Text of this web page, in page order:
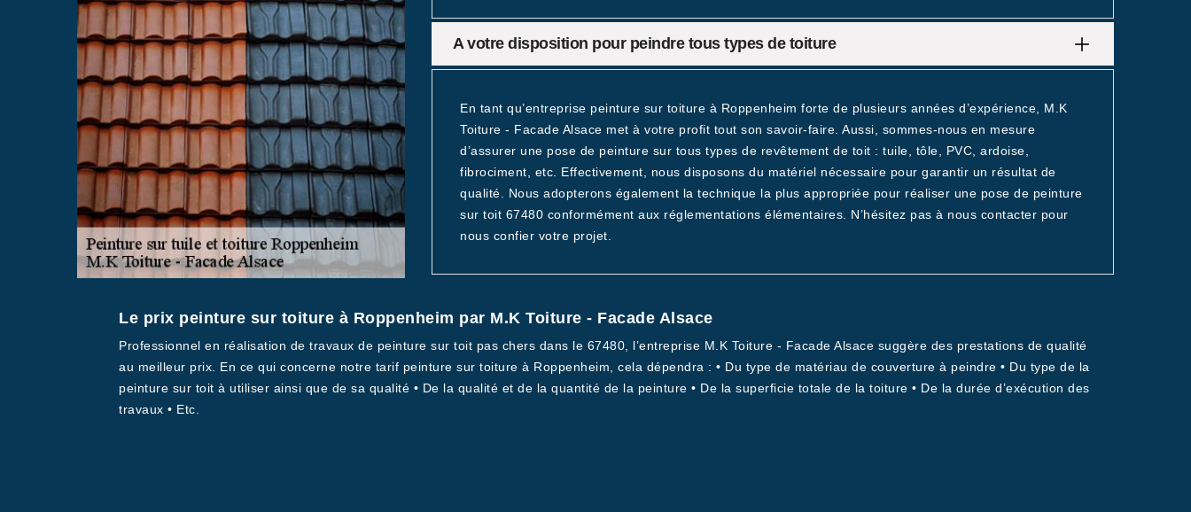
A votre disposition pour peindre tous types de toiture
En tant qu’entreprise peinture sur toiture à Roppenheim forte de plusieurs années d’expérience, M.K
Toiture - Facade Alsace met à votre profit tout son savoir-faire. Aussi, sommes-nous en mesure
d’assurer une pose de peinture sur tous types de revêtement de toit : tuile, tôle, PVC, ardoise,
fibrociment, etc. Effectivement, nous disposons du matériel nécessaire pour garantir un résultat de
qualité. Nous adopterons également la technique la plus appropriée pour réaliser une pose de peinture
sur toit 67480 conformément aux réglementations élémentaires. N’hésitez pas à nous contacter pour
nous confier votre projet.
Le prix peinture sur toiture à Roppenheim par M.K Toiture - Facade Alsace
Professionnel en réalisation de travaux de peinture sur toit pas chers dans le 67480, l’entreprise M.K Toiture - Facade Alsace suggère des prestations de qualité
au meilleur prix. En ce qui concerne notre tarif peinture sur toiture à Roppenheim, cela dépendra : • Du type de matériau de couverture à peindre • Du type de la
peinture sur toit à utiliser ainsi que de sa qualité • De la qualité et de la quantité de la peinture • De la superficie totale de la toiture • De la durée d’exécution des
travaux • Etc.